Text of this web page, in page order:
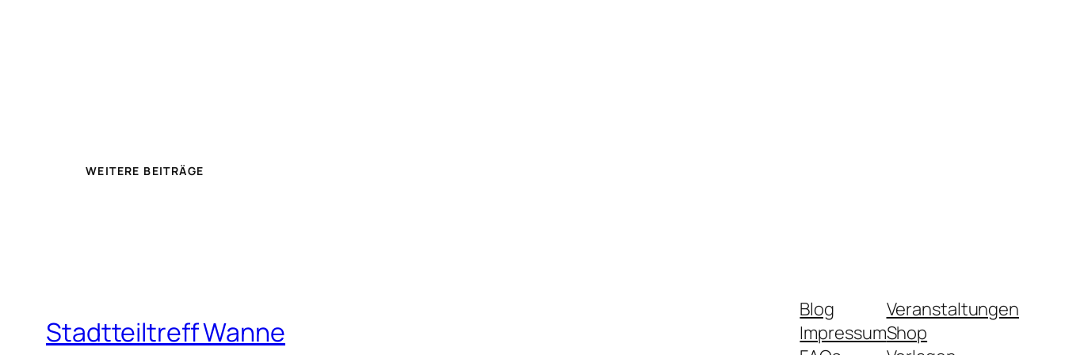
WEITERE BEITRÄGE
Stadtteiltreff Wanne
Blog
Impressum
Veranstaltungen
Shop